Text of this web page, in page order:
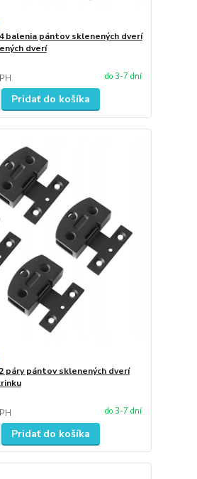
balenia pántov sklenených dverí
dverí
do 3-7 dní
Pridať do košíka
páry pántov sklenených dverí
do 3-7 dní
Pridať do košíka